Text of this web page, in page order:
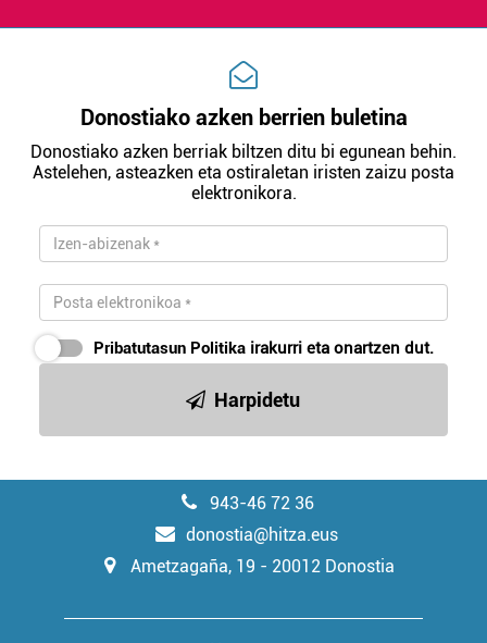
Donostiako azken berrien buletina
Donostiako azken berriak biltzen ditu bi egunean behin.
Astelehen, asteazken eta ostiraletan iristen zaizu posta
elektronikora.
Pribatutasun Politika irakurri eta onartzen dut.
Harpidetu
943-46 72 36
donostia@hitza.eus
Ametzagaña, 19 - 20012 Donostia